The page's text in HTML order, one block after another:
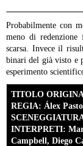
Probabilmente con
meno di redenzione
scarsa. Invece il
binari del già visto e
esperimento
TITOLO
REGIA: Álex
INTERPRETI:
Campbell, Diego